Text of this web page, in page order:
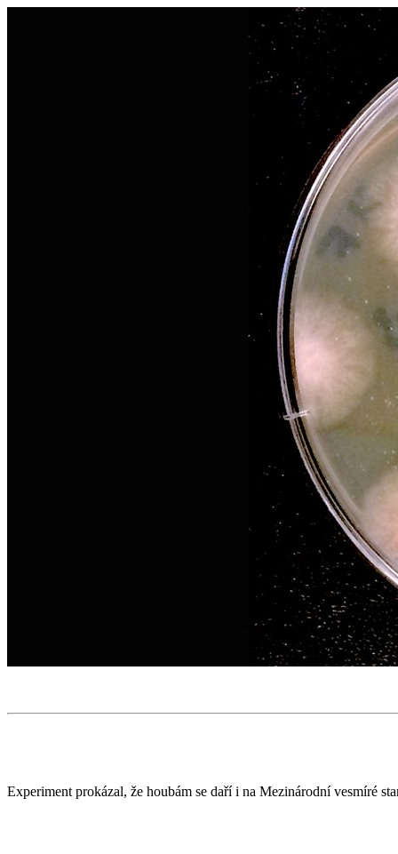
Experiment prokázal, že houbám se daří i na Mezinárodní vesmíré